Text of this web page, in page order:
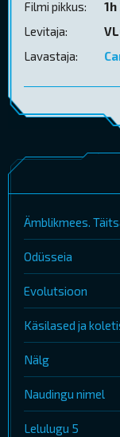
Filmi pikkus:
1h
Levitaja:
Lavastaja:
Ämblikmees.
Odüsseia
Evolutsioon
Käsilased ja
Nälg
Naudingu nimel
Lelulugu 5